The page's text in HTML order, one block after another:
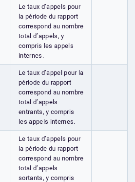
Le taux d’appels pour
la période du rapport
correspond au nombre
total d’appels, y
compris les appels
internes.
Le taux d’appel pour la
période du rapport
correspond au nombre
total d’appels
entrants, y compris
les appels internes.
Le taux d’appels pour
la période du rapport
correspond au nombre
total d’appels
sortants, y compris